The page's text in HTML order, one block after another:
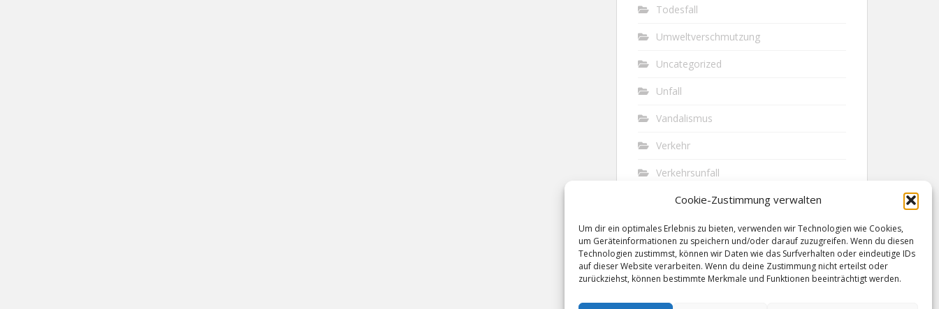
Cookie-Zustimmung verwalten
Um dir ein optimales Erlebnis zu bieten, verwenden wir Technologien wie Cookies,
um Geräteinformationen zu speichern und/oder darauf zuzugreifen. Wenn du diesen
Technologien zustimmst, können wir Daten wie das Surfverhalten oder eindeutige IDs
auf dieser Website verarbeiten. Wenn du deine Zustimmung nicht erteilst oder
zurückziehst, können bestimmte Merkmale und Funktionen beeinträchtigt werden.
Todesfall
Umweltverschmutzung
Uncategorized
Unfall
Vandalismus
Verkehr
Verkehrsunfall
Vermisst
Waffen
Wilderei